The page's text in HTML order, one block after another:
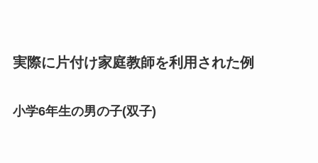
実際に片付け家庭教師を利用された例
小学6年生の男の子(双子)